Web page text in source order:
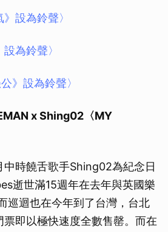
設為鈴聲〉
為鈴聲〉
》設為鈴聲〉
x Shing02〈MY
中時饒舌歌手Shing02為紀念日
逝世滿15週年在去年與英國樂
巡迴也在今年到了台灣，台北
即以極快速度全數售罄。而在